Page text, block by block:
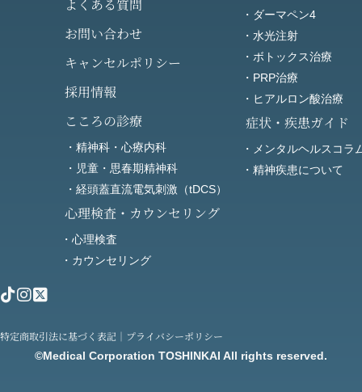
よくある質問
お問い合わせ
キャンセルポリシー
採用情報
こころの診療
・精神科・心療内科
・児童・思春期精神科
・経頭蓋直流電気刺激（tDCS）
心理検査・カウンセリング
・心理検査
・カウンセリング
・ダーマペン4
・水光注射
・ボトックス治療
・PRP治療
・ヒアルロン酸治療
症状・疾患ガイド
・メンタルヘルスコラ
・精神疾患について
特定商取引法に基づく表記 ｜ プライバシーポリシー
©Medical Corporation TOSHINKAI All rights reserved.